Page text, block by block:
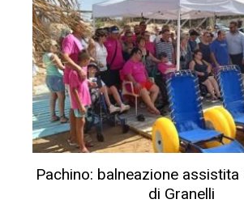
Pachino: balneazione
di Granelli